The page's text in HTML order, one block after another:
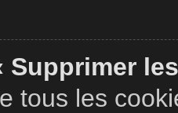
Supprimer
tous les